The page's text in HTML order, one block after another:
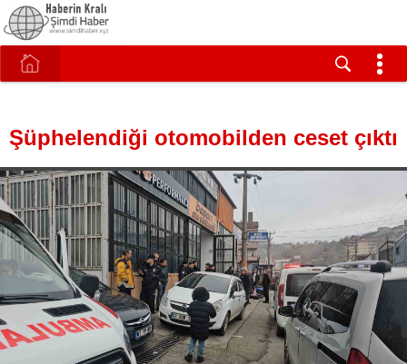
Şüphelendiği otomobilden ceset çıktı